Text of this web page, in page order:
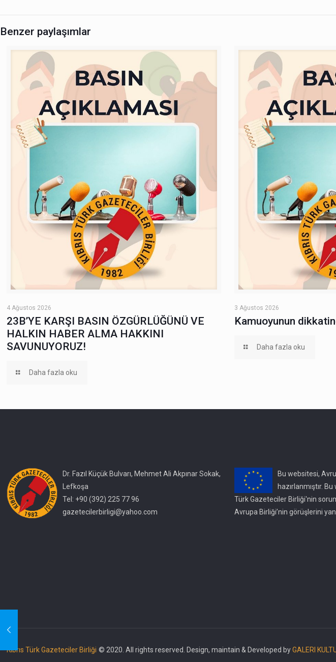
Benzer paylaşımlar
4 Ağustos 2026
23B’YE KARŞI BASIN ÖZGÜRLÜĞÜNÜ VE
HALKIN HABER ALMA HAKKINI
SAVUNUYORUZ!
Daha fazla oku
3 Ağustos 2026
Kamuoyunun
Daha fazla oku
Dr. Fazıl Küçük Bulvarı, Mehmet Ali Akpınar Sokak,
Lefkoşa
Tel: +90 (392) 225 77 96
gazetecilerbirligi@yahoo.com
Bu websitesi,
hazırlanmıştır.
Türk Gazeteciler Birliği'nin
Avrupa Birliği’nin görüşlerini
Kıbrıs Türk Gazeteciler Birliği © 2020. All rights reserved. Design, maintain & Developed byGALERI